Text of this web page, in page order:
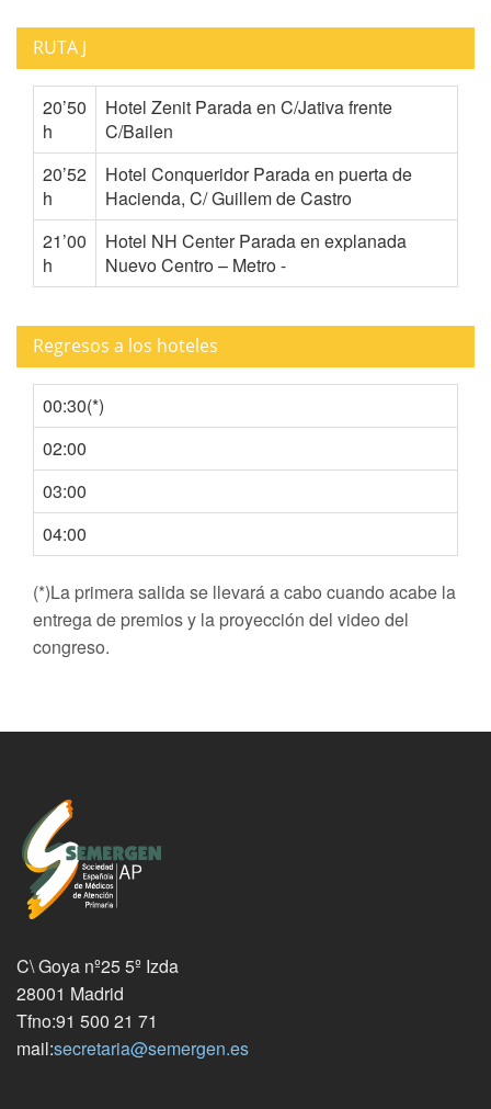
RUTA J
20’50
h
Hotel Zenit Parada en C/Jativa frente
C/Bailen
20’52
h
Hotel Conqueridor Parada en puerta de
Hacienda, C/ Guillem de Castro
21’00
h
Hotel NH Center Parada en explanada
Nuevo Centro – Metro -
Regresos a los hoteles
00:30(*)
02:00
03:00
04:00
(*)La primera salida se llevará a cabo cuando acabe la
entrega de premios y la proyección del video del
congreso.
C\ Goya nº25 5º Izda
28001 Madrid
Tfno:91 500 21 71
mail:secretaria@semergen.es